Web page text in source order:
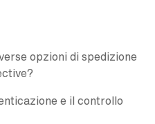
opzioni di spedizione
e il controllo